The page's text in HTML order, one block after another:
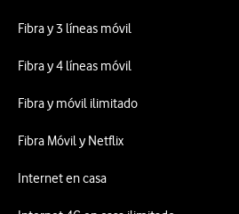
Fibra y 3 líneas móvil
Fibra y 4 líneas móvil
Fibra y móvil ilimitado
Fibra Móvil y Netflix
Internet en casa